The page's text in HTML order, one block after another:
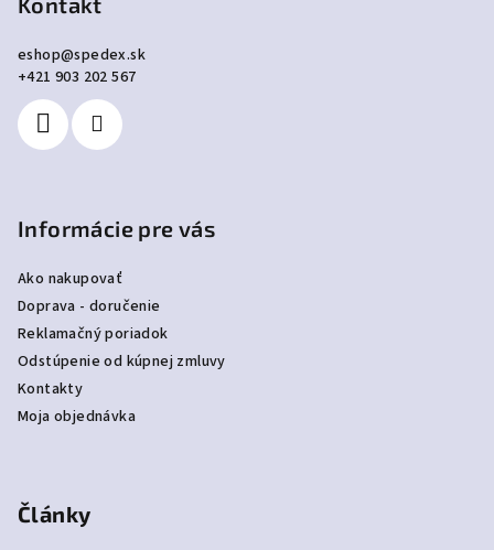
eshop@spedex.sk
+421 903 202 567
Informácie pre vás
Ako nakupovať
Doprava - doručenie
Reklamačný poriadok
Odstúpenie od kúpnej zmluvy
Kontakty
Moja objednávka
Články